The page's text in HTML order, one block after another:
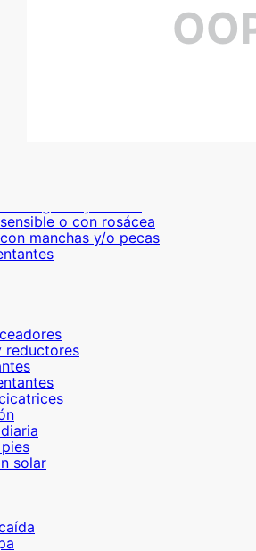
o con rosácea
manchas y/o pecas
reductores
solar